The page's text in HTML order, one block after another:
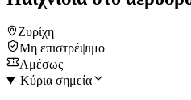
Ζυρίχη
Μη επιστρέψιμο
Αμέσως
Κύρια σημεία